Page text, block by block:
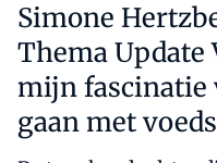
Simone
Thema Update
mijn fascinatie
gaan met